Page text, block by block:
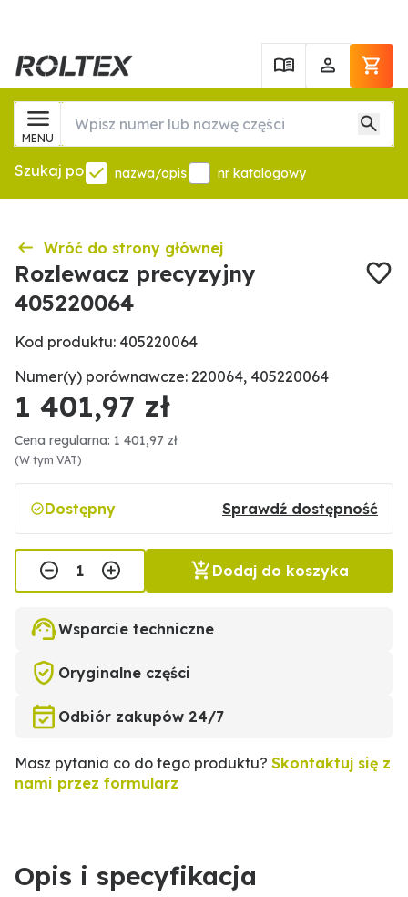
MENU
Szukaj po nazwa/opis nr katalogowy
Wróć do strony głównej
Rozlewacz precyzyjny
405220064
Kod produktu: 405220064
Numer(y) porównawcze: 220064, 405220064
1 401,97 zł
Cena regularna: 1 401,97 zł
(W tym VAT)
Dostępny Sprawdź dostępność
Dodaj do koszyka
Wsparcie techniczne
Oryginalne części
Odbiór zakupów 24/7
Masz pytania co do tego produktu? Skontaktuj się z
nami przez formularz
Opis i specyfikacja